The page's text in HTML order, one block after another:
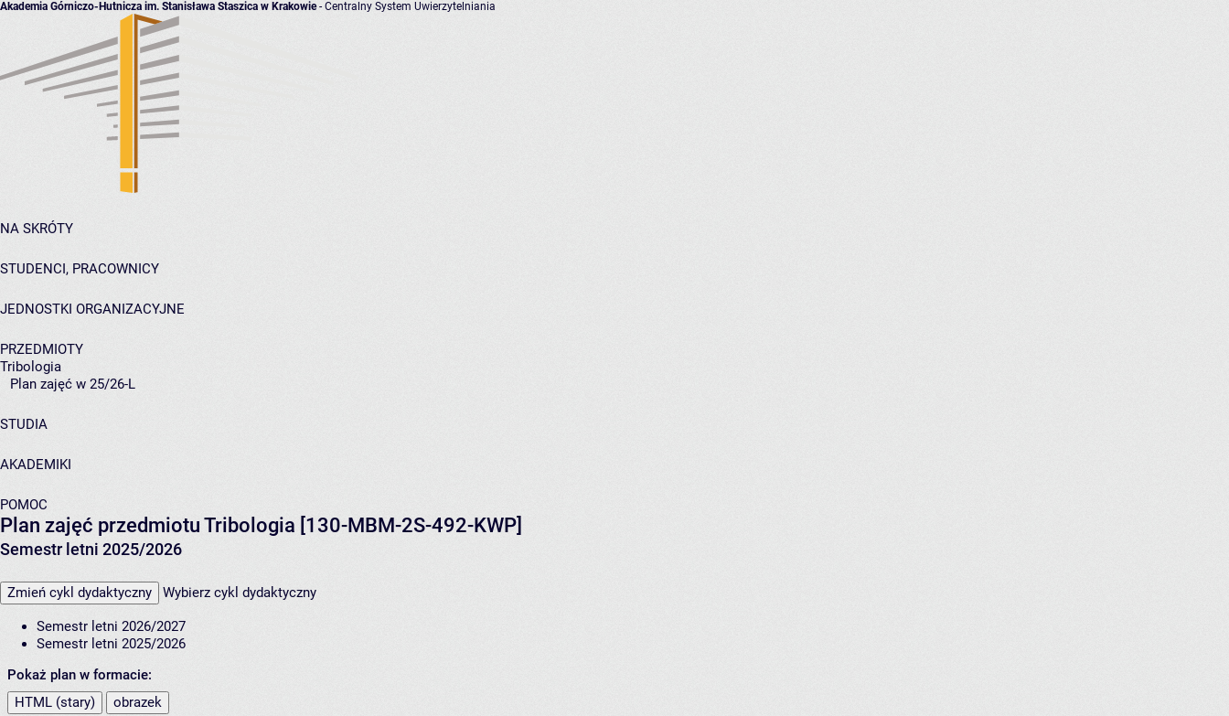
Akademia Górniczo-Hutnicza im. Stanisława Staszica w Krakowie- Centralny System Uwierzytelniania
NA SKRÓTY
STUDENCI, PRACOWNICY
JEDNOSTKI ORGANIZACYJNE
PRZEDMIOTY
Tribologia
Plan zajęć w 25/26-L
STUDIA
AKADEMIKI
POMOC
Plan zajęć przedmiotu Tribologia [130-MBM-2S-492-KWP]
Semestr letni 2025/2026
Zmień cykl dydaktyczny Wybierz cykl dydaktyczny
Semestr letni 2026/2027
Semestr letni 2025/2026
Pokaż plan w formacie:
HTML (stary)
obrazek